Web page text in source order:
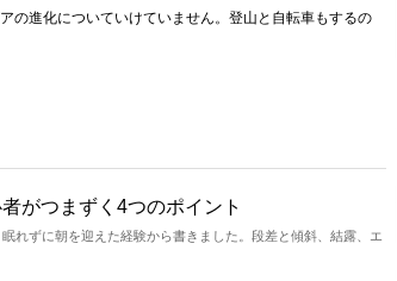
の進化についていけていません。登山と自転車もするの
がつまずく4つのポイント
れずに朝を迎えた経験から書きました。段差と傾斜、結露、エ